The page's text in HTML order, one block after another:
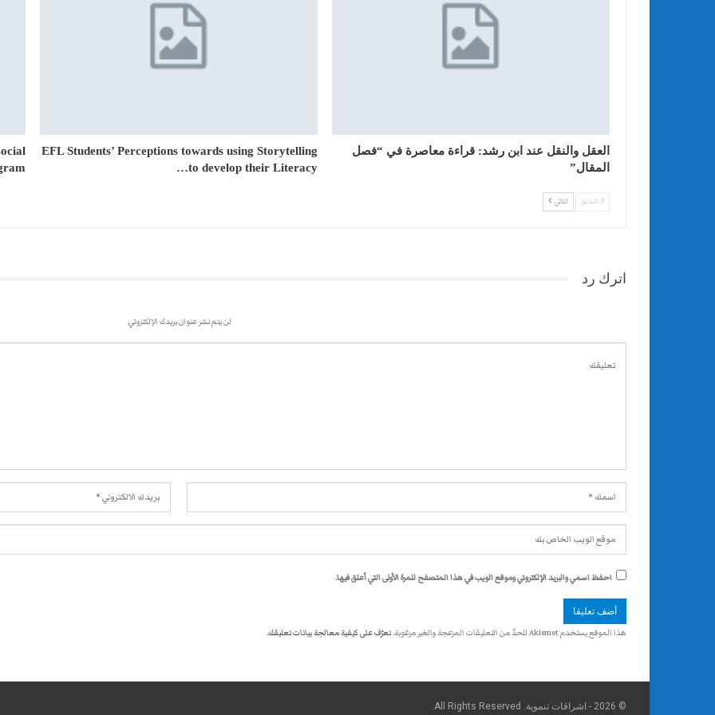
العقل والنقل عند ابن رشد: قراءة معاصرة في “فصل
المقال”
EFL Students’ Perceptions towards using Storytelling
to develop their Literacy…
السابق التالي
اترك رد
لن يتم نشر عنوان بريدك الإلكتروني.
احفظ اسمي والبريد الإلكتروني وموقع الويب في هذا المتصفح للمرة الأولى التي أعلق فيها.
هذا الموقع يستخدم Akismet للحدّ من التعليقات المزعجة والغير مرغوبة. تعرّف على كيفية معالجة بيانات تعليقك.
© 2026 - اشراقات تنموية. All Rights Reserved.